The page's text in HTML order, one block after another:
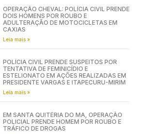
OPERAÇÃO CHEVAL: POLÍCIA CIVIL PRENDE
DOIS HOMENS POR ROUBO E
ADULTERAÇÃO DE MOTOCICLETAS EM
CAXIAS
Leia mais »
POLÍCIA CIVIL PRENDE SUSPEITOS POR
TENTATIVA DE FEMINICÍDIO E
ESTELIONATO EM AÇÕES REALIZADAS EM
PRESIDENTE VARGAS E ITAPECURU-MIRIM
Leia mais »
EM SANTA QUITÉRIA DO MA, OPERAÇÃO
POLICIAL PRENDE HOMEM POR ROUBO E
TRÁFICO DE DROGAS